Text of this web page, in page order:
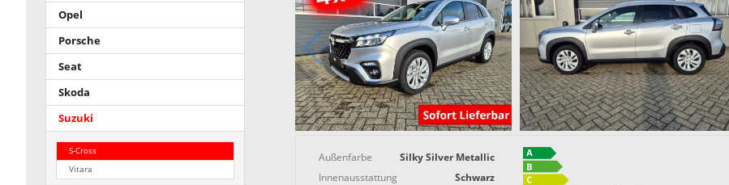
Außenfarbe
Silky Silver Metallic
Innenausstattung
Schwarz
Opel
Porsche
Seat
Skoda
Suzuki
S-Cross
Vitara